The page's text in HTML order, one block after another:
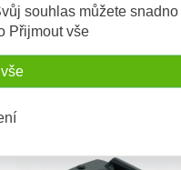
souhlas můžete
Přijmout vše